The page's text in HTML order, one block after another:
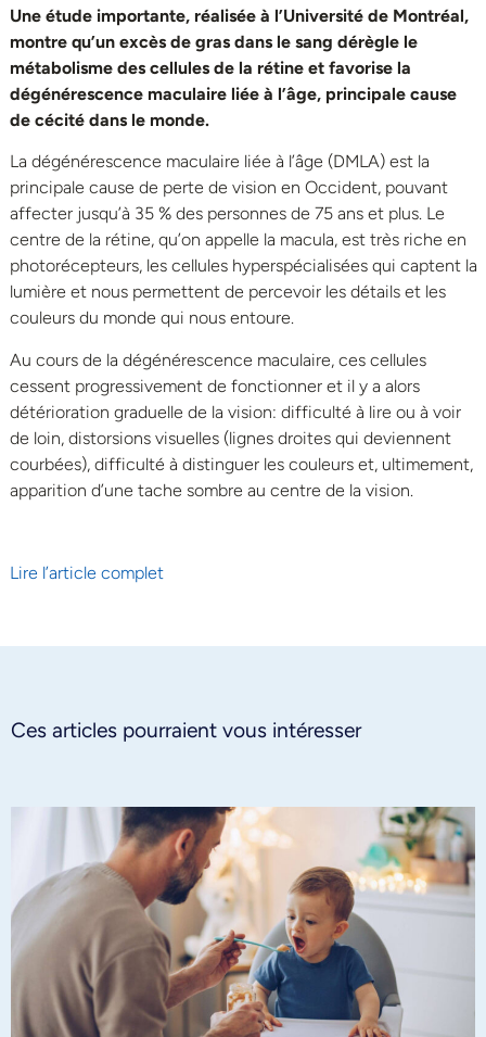
Une étude importante, réalisée à l’Université de Montréal,
montre qu’un excès de gras dans le sang dérègle le
métabolisme des cellules de la rétine et favorise la
dégénérescence maculaire liée à l’âge, principale cause
de cécité dans le monde.
La dégénérescence maculaire liée à l’âge (DMLA) est la
principale cause de perte de vision en Occident, pouvant
affecter jusqu’à 35 % des personnes de 75 ans et plus. Le
centre de la rétine, qu’on appelle la macula, est très riche en
photorécepteurs, les cellules hyper­spécialisées qui captent la
lumiè­re et nous permettent de percevoir les détails et les
couleurs du monde qui nous entoure.
Au cours de la dégénérescence maculaire, ces cellules
cessent progressivement de fonctionner et il y a alors
détérioration graduelle de la vision: difficulté à lire ou à voir
de loin, distorsions visuelles (lignes droites qui deviennent
courbées), difficulté à distinguer les couleurs et, ultimement,
apparition d’une tache sombre au centre de la vision.
Lire l’article complet
Ces articles pourraient vous intéresser